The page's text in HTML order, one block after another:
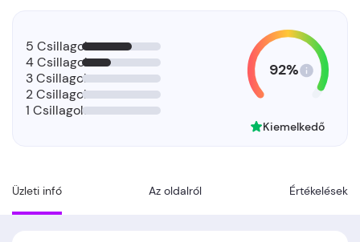
Üzleti infó Az oldalról Értékelések
5 Csillagok
4 Csillagok
3 Csillagok
2 Csillagok
1 Csillagok
92%
Kiemelkedő